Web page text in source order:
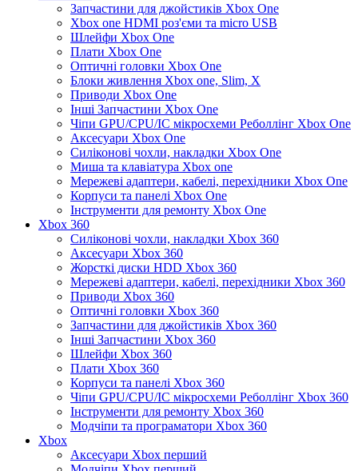
Запчастини для джойстиків Xbox One
Xbox one HDMI роз'єми та micro USB
Шлейфи Xbox One
Плати Xbox One
Оптичні головки Xbox One
Блоки живлення Xbox one, Slim, X
Приводи Xbox One
Інші Запчастини Xbox One
Чіпи GPU/CPU/IC мікросхеми Реболлінг Xbox One
Аксесуари Xbox One
Силіконові чохли, накладки Xbox One
Миша та клавіатура Xbox one
Мережеві адаптери, кабелі, перехідники Xbox One
Корпуси та панелі Xbox One
Інструменти для ремонту Xbox One
Xbox 360
Силіконові чохли, накладки Xbox 360
Аксесуари Xbox 360
Жорсткі диски HDD Xbox 360
Мережеві адаптери, кабелі, перехідники Xbox 360
Приводи Xbox 360
Оптичні головки Xbox 360
Запчастини для джойстиків Xbox 360
Інші Запчастини Xbox 360
Шлейфи Xbox 360
Плати Xbox 360
Корпуси та панелі Xbox 360
Чіпи GPU/CPU/IC мікросхеми Реболлінг Xbox 360
Інструменти для ремонту Xbox 360
Модчіпи та програматори Xbox 360
Xbox
Аксесуари Xbox перший